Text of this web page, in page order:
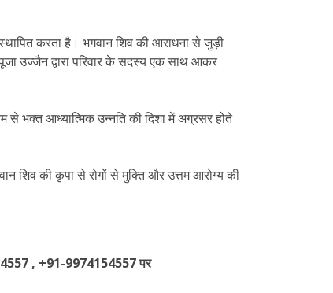
करता है। भगवान शिव की आराधना से जुड़ी
उज्जैन द्वारा परिवार के सदस्य एक साथ आकर
भक्त आध्यात्मिक उन्नति की दिशा में अग्रसर होते
शिव की कृपा से रोगों से मुक्ति और उत्तम आरोग्य की
, +91-9974154557 पर